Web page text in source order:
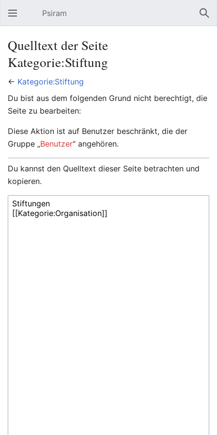
Hauptmenü öffnen Psiram
Quelltext der Seite
Kategorie:Stiftung
← Kategorie:Stiftung
Du bist aus dem folgenden Grund nicht berechtigt, die
Seite zu bearbeiten:
Diese Aktion ist auf Benutzer beschränkt, die der
Gruppe „Benutzer“ angehören.
Du kannst den Quelltext dieser Seite betrachten und
kopieren.